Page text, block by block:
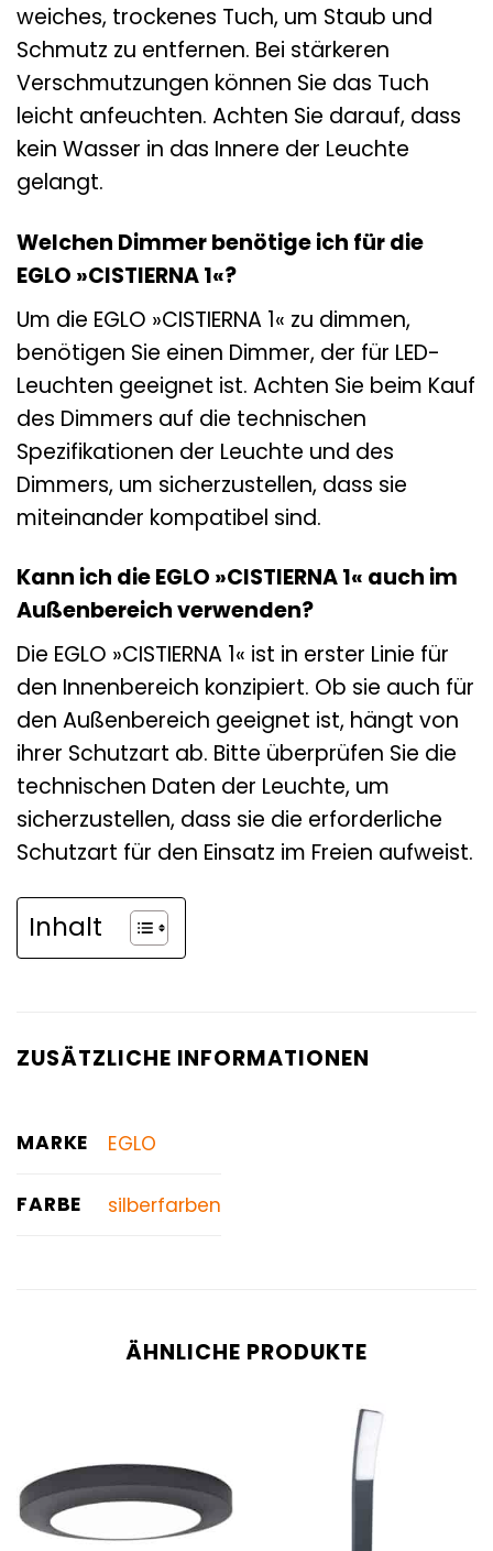
weiches, trockenes Tuch, um Staub und
Schmutz zu entfernen. Bei stärkeren
Verschmutzungen können Sie das Tuch
leicht anfeuchten. Achten Sie darauf, dass
kein Wasser in das Innere der Leuchte
gelangt.
Welchen Dimmer benötige ich für die
EGLO »CISTIERNA 1«?
Um die EGLO »CISTIERNA 1« zu dimmen,
benötigen Sie einen Dimmer, der für LED-
Leuchten geeignet ist. Achten Sie beim Kauf
des Dimmers auf die technischen
Spezifikationen der Leuchte und des
Dimmers, um sicherzustellen, dass sie
miteinander kompatibel sind.
Kann ich die EGLO »CISTIERNA 1« auch im
Außenbereich verwenden?
Die EGLO »CISTIERNA 1« ist in erster Linie für
den Innenbereich konzipiert. Ob sie auch für
den Außenbereich geeignet ist, hängt von
ihrer Schutzart ab. Bitte überprüfen Sie die
technischen Daten der Leuchte, um
sicherzustellen, dass sie die erforderliche
Schutzart für den Einsatz im Freien aufweist.
Inhalt
ZUSÄTZLICHE INFORMATIONEN
MARKE EGLO
FARBE silberfarben
ÄHNLICHE PRODUKTE